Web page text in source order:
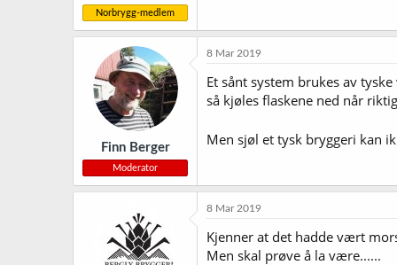
Norbrygg-medlem
Finn Berger
Moderator
8 Mar 2019
Et sånt system brukes av
så kjøles flaskene ned når
Men sjøl et tysk bryggeri kan
8 Mar 2019
Kjenner at det hadde vært
Men skal prøve å la være......